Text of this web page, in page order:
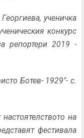
, ученичка
конкурс
репортери 2019 -
Ботев- 1929"- с.
на
фестивала